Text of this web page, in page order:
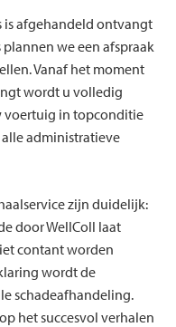
is afgehandeld ontvangt
we een afspraak
Vanaf het moment
wordt u volledig
voertuig in topconditie
administratieve
zijn duidelijk:
door WellColl laat
contant worden
wordt de
schadeafhandeling.
het succesvol verhalen